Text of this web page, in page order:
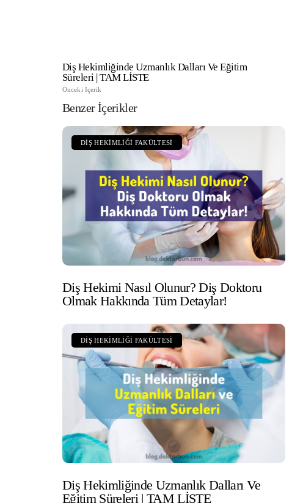
Diş Hekimliğinde Uzmanlık Dalları Ve Eğitim
Süreleri | TAM LİSTE
Önceki İçerik
Benzer İçerikler
DIŞ HEKIMLIĞI FAKÜLTESI
Diş Hekimi Nasıl Olunur? Diş Doktoru
Olmak Hakkında Tüm Detaylar!
DIŞ HEKIMLIĞI FAKÜLTESI
Diş Hekimliğinde Uzmanlık Dalları Ve
Eğitim Süreleri | TAM LİSTE